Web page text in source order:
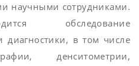
научными сотрудниками.
обследование
в том числе
денситометрии,